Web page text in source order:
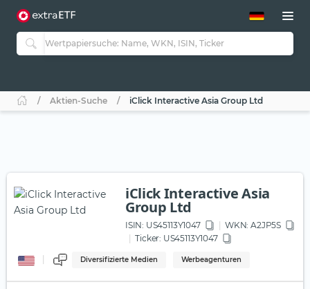
ETF-Guide 2.0
Guide Aktive ETFs
ETF-Sparpläne
Aktien-Suche iClick Interactive Asia Group Ltd
iClick Interactive Asia
Group Ltd
ISIN: US45113Y1047 WKN: A2JP5S
Ticker: US45113Y1047
Diversifizierte Medien Werbeagenturen